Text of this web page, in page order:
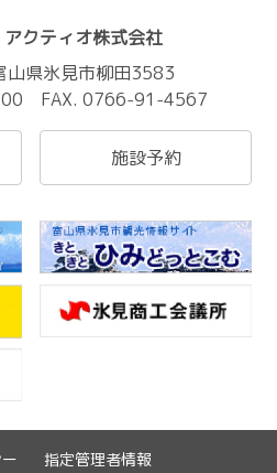
クティオ株式会社
県氷見市柳田3583
FAX. 0766-91-4567
施設予約
指定管理者情報